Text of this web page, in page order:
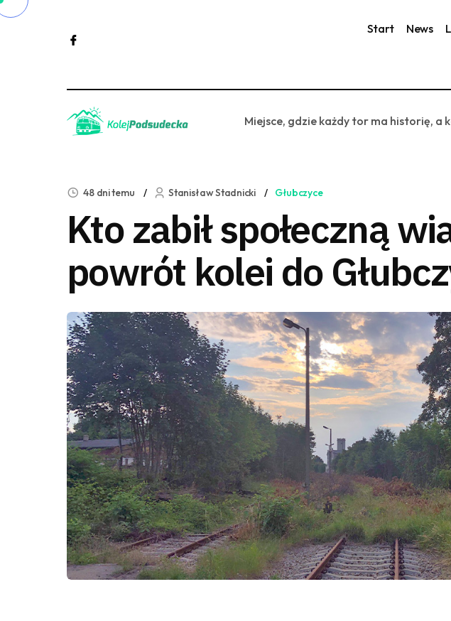
Start News
Miejsce, gdzie każdy tor ma historię, a
48 dni temu Stanisław Stadnicki Głubczyce
Kto zabił społeczną
powrót kolei do